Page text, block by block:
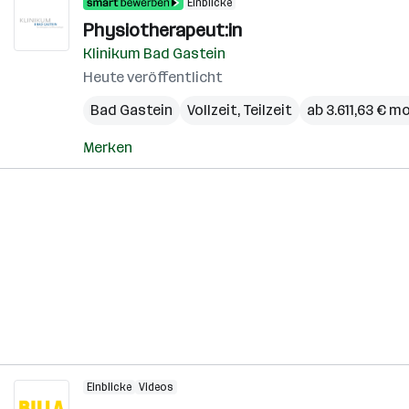
Einblicke
Physiotherapeut:in
Klinikum Bad Gastein
Heute veröffentlicht
Bad Gastein
Vollzeit, Teilzeit ab 3.611,63 €
Merken
Einblicke Videos